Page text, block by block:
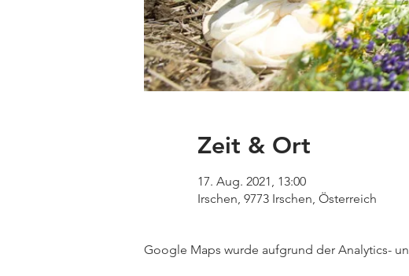
Zeit & Ort
17. Aug. 2021, 13:00
Irschen, 9773 Irschen, Österreich
Google Maps wurde aufgrund der Analytics-